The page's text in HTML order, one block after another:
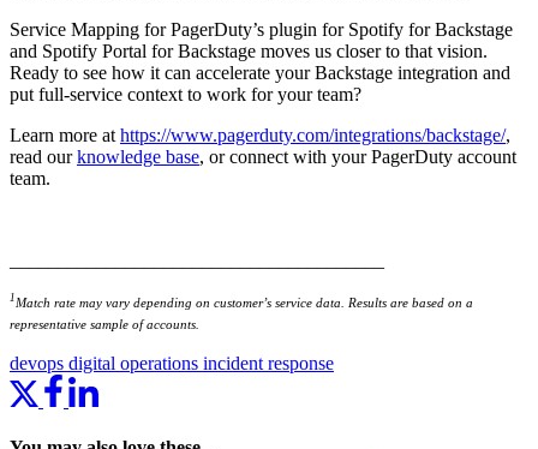
Service Mapping for PagerDuty’s plugin for Spotify for Backstage
and Spotify Portal for Backstage moves us closer to that vision.
Ready to see how it can accelerate your Backstage integration and
put full-service context to work for your team?
Learn more at https://www.pagerduty.com/integrations/backstage/,
read ourknowledge base, or connect with your PagerDuty account
team.
1 Match rate may vary depending on customer’s service data. Results are based on a
representative sample of accounts.
devops digital operations incident response